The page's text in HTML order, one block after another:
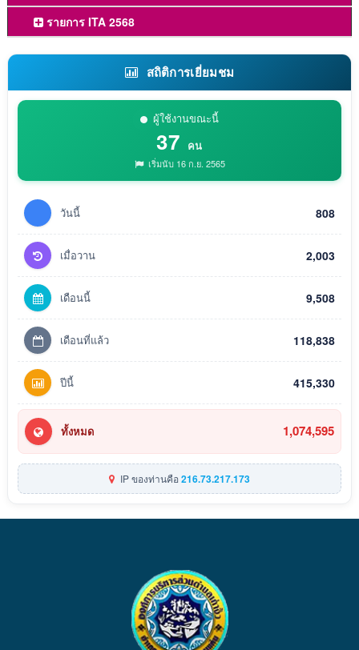
รายการ ITA 2568
สถิติการเยี่ยมชม
ผู้ใช้งานขณะนี้
37 คน
เริ่มนับ 16 ก.ย. 2565
วันนี้ 808
เมื่อวาน 2,003
เดือนนี้ 9,508
เดือนที่แล้ว 118,838
ปีนี้ 415,330
ทั้งหมด 1,074,595
IP ของท่านคือ216.73.217.173